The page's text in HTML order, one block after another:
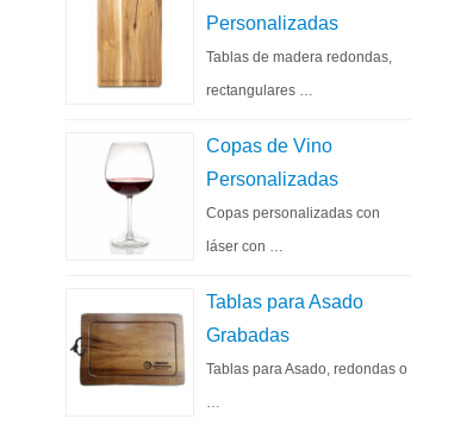
Personalizadas
Tablas de madera redondas,
rectangulares …
Copas de Vino
Personalizadas
Copas personalizadas con
láser con …
Tablas para Asado
Grabadas
Tablas para Asado, redondas o
…